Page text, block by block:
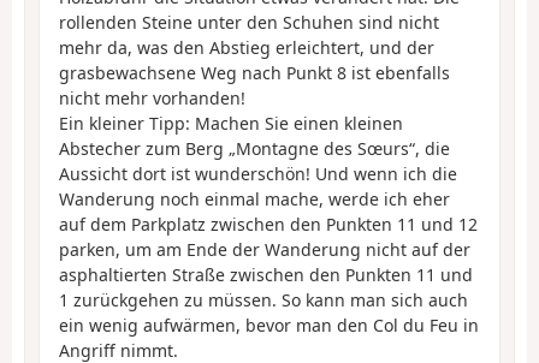
rollenden Steine unter den Schuhen sind nicht
mehr da, was den Abstieg erleichtert, und der
grasbewachsene Weg nach Punkt 8 ist ebenfalls
nicht mehr vorhanden!
Ein kleiner Tipp: Machen Sie einen kleinen
Abstecher zum Berg „Montagne des Sœurs“, die
Aussicht dort ist wunderschön! Und wenn ich die
Wanderung noch einmal mache, werde ich eher
auf dem Parkplatz zwischen den Punkten 11 und 12
parken, um am Ende der Wanderung nicht auf der
asphaltierten Straße zwischen den Punkten 11 und
1 zurückgehen zu müssen. So kann man sich auch
ein wenig aufwärmen, bevor man den Col du Feu in
Angriff nimmt.